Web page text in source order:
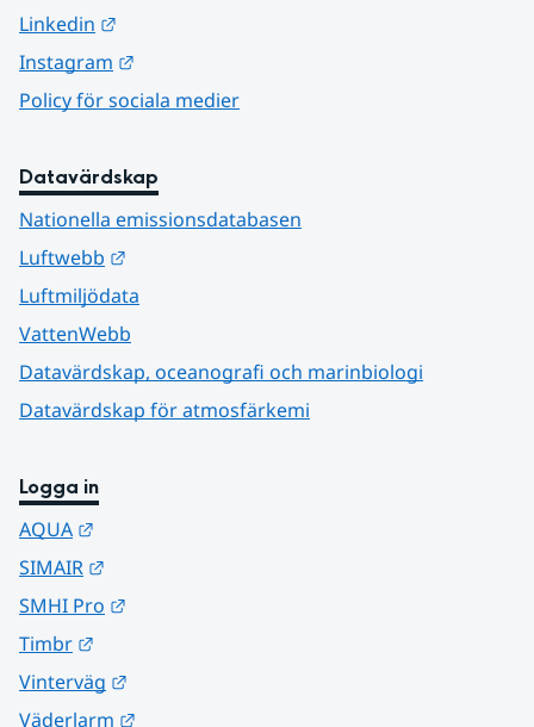
Linkedin
Instagram
Policy för sociala medier
Datavärdskap
Nationella emissionsdatabasen
Luftwebb
Luftmiljödata
VattenWebb
Datavärdskap, oceanografi och marinbiologi
Datavärdskap för atmosfärkemi
Logga in
AQUA
SIMAIR
SMHI Pro
Timbr
Vinterväg
Väderlarm